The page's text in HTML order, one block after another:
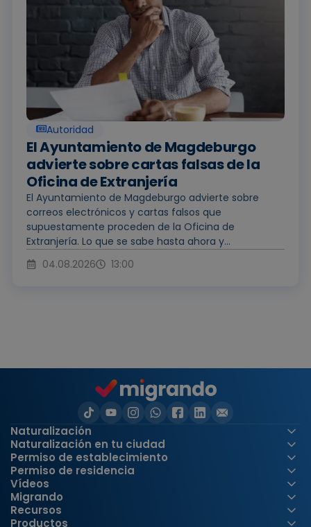
Autoridad
El Ayuntamiento de Magdeburgo
advierte sobre cartas falsas de la
Oficina de Extranjería
El Ayuntamiento de Magdeburgo advierte sobre
correos electrónicos y cartas falsos que
supuestamente proceden de la Oficina de
Extranjería. Lo que se sabe hasta ahora y...
04.08.2026
13:00
Naturalización
Naturalización en tu ciudad
Permiso de establecimiento
Permiso de residencia
Vídeos
Migrando
Recursos
Productos